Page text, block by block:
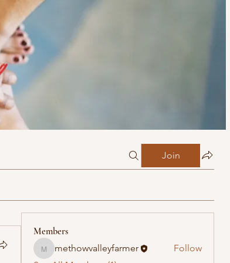
Join
Members
methowvalleyfarmer
methowvalleyfarmer
Follow